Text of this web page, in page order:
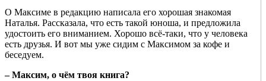
О Максиме в редакцию написала его хорошая знакомая
Наталья. Рассказала, что есть такой юноша, и предложила
удостоить его вниманием. Хорошо всё-таки, что у человека
есть друзья. И вот мы уже сидим с Максимом за кофе и
беседуем.
– Максим, о чём твоя книга?